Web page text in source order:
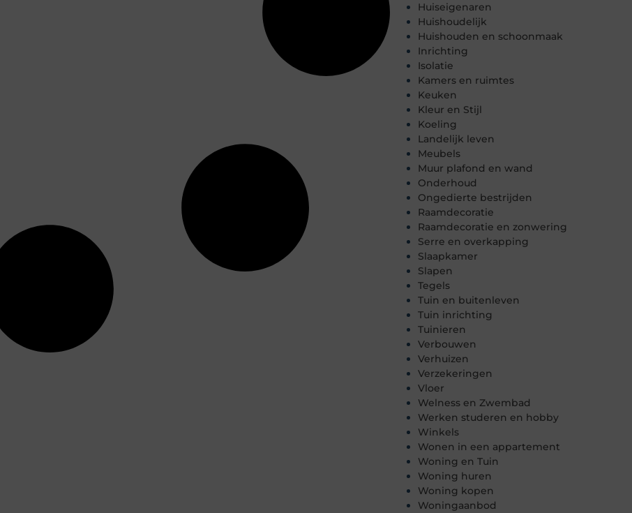
Huiseigenaren
Huishoudelijk
Huishouden en schoonmaak
Inrichting
Isolatie
Kamers en ruimtes
Keuken
Kleur en Stijl
Koeling
Landelijk leven
Meubels
Muur plafond en wand
Onderhoud
Ongedierte bestrijden
Raamdecoratie
Raamdecoratie en zonwering
Serre en overkapping
Slaapkamer
Slapen
Tegels
Tuin en buitenleven
Tuin inrichting
Tuinieren
Verbouwen
Verhuizen
Verzekeringen
Vloer
Welness en Zwembad
Werken studeren en hobby
Winkels
Wonen in een appartement
Woning en Tuin
Woning huren
Woning kopen
Woningaanbod